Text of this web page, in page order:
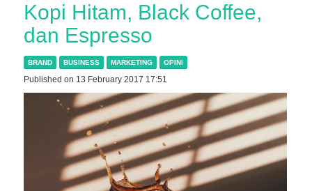
Kopi Hitam, Black Coffee,
dan Espresso
BRAND BUSINESS MARKETING OPINI
Published on 13 February 2017 17:51